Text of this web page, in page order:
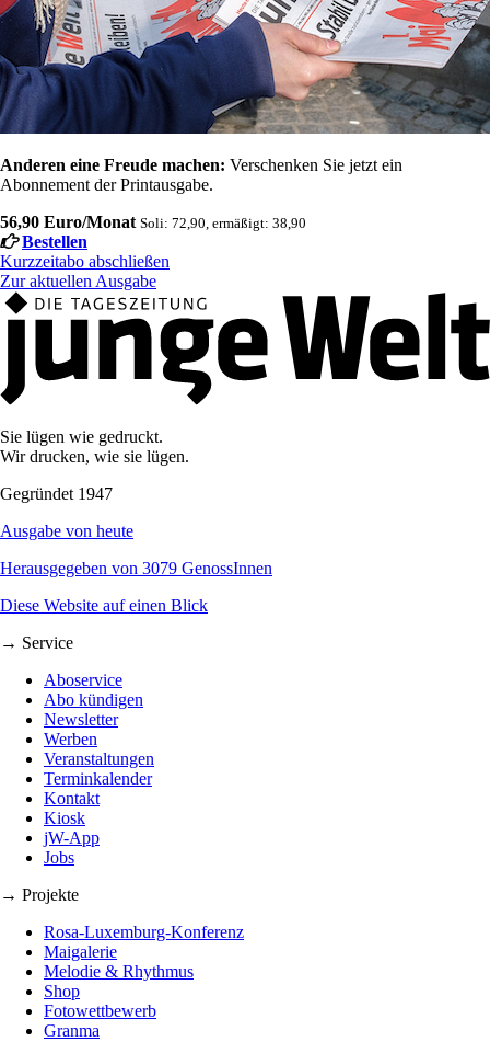
Anderen eine Freude machen: Verschenken Sie jetzt ein
Abonnement der Printausgabe.
56,90 Euro/Monat Soli: 72,90, ermäßigt: 38,90
Bestellen
Kurzzeitabo abschließen
Zur aktuellen Ausgabe
Sie lügen wie gedruckt.
Wir drucken, wie sie lügen.
Gegründet 1947
Ausgabe von heute
Herausgegeben von 3079 GenossInnen
Diese Website auf einen Blick
→ Service
Aboservice
Abo kündigen
Newsletter
Werben
Veranstaltungen
Terminkalender
Kontakt
Kiosk
jW-App
Jobs
→ Projekte
Rosa-Luxemburg-Konferenz
Maigalerie
Melodie & Rhythmus
Shop
Fotowettbewerb
Granma